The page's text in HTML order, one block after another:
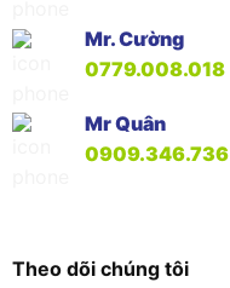
Mr. Cường
0779.008.018
Mr Quân
0909.346.736
Theo dõi chúng tôi